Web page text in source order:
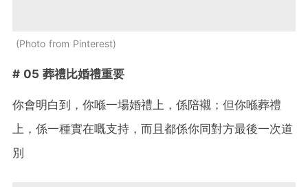
Photo from Pinterest
# 05 葬禮比婚禮重要
你會明白到，你喺一場婚禮上，係陪襯；但你喺葬禮
上，係一種實在嘅支持，而且都係你同對方最後一次道
別